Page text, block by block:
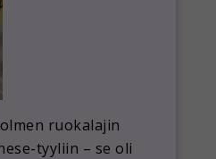
ruokalajin
tyyliin – se oli